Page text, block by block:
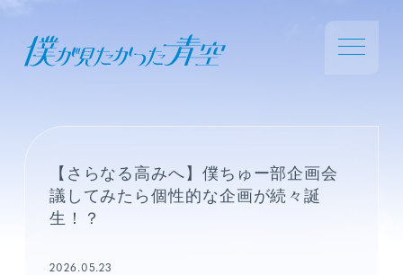
【さらなる高みへ】僕ちゅー部企画会
議してみたら個性的な企画が続々誕
生！？
2026.05.23